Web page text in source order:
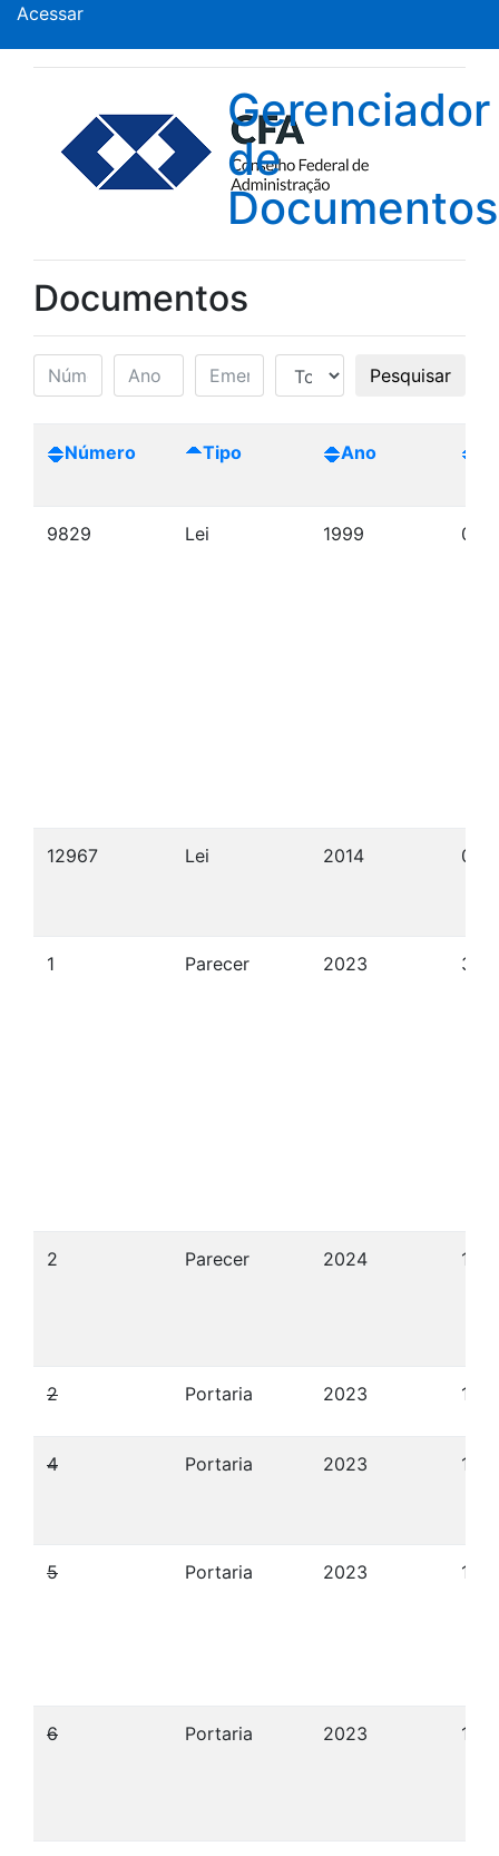
Acessar
Gerenciador
de
Documentos
Documentos
Pesquisar
Número Tipo Ano
9829 Lei 1999 02/
12967 Lei 2014 06/
1 Parecer 2023 31/
2 Parecer 2024 19/
2 Portaria 2023 12/
4 Portaria 2023 12/
5 Portaria 2023 12/
6 Portaria 2023 12/